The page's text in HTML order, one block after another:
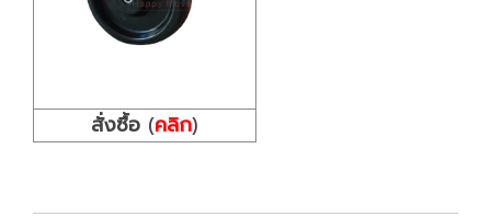
สั่งซื้อ (คลิก)